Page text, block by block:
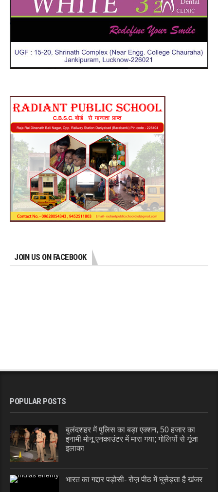
JOIN US ON FACEBOOK
POPULAR POSTS
बुलंदशहर में पुलिस का बड़ा एक्शन, 50 हजार का
इनामी मोनू एनकाउंटर में मारा गया; गोलियों से गूंजा
इलाका
भारत का गद्दार पड़ोसी- रोज़ पीठ में घुसेड़ता है खंजर